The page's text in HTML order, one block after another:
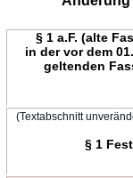
§ 1 a.F. (alte
in der vor dem
geltenden
(Textabschnitt
§ 1